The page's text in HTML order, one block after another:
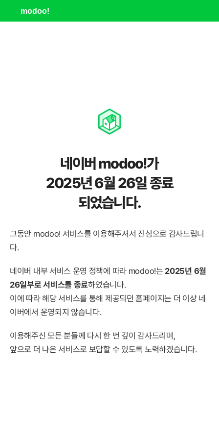
modoo!
네이버 modoo!가
2025년 6월 26일 종료
되었습니다.
그동안 modoo! 서비스를 이용해주셔서 진심으로 감사드립니
다.
네이버 내부 서비스 운영 정책에 따라 modoo!는 2025년 6월
26일부로 서비스를 종료하였습니다.
이에 따라 해당 서비스를 통해 제공되던 홈페이지는 더 이상 네
이버에서 운영되지 않습니다.
이용해주신 모든 분들께 다시 한 번 깊이 감사드리며,
앞으로 더 나은 서비스로 보답할 수 있도록 노력하겠습니다.